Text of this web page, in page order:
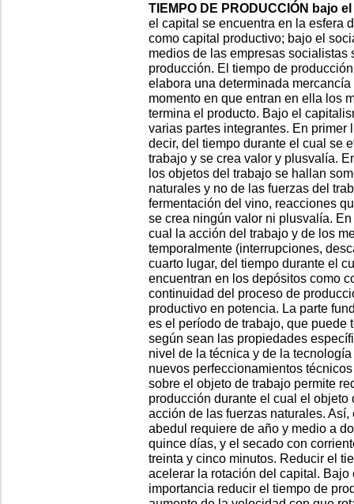
TIEMPO DE PRODUCCIÓN bajo
el capital se encuentra en la esfera
como capital productivo; bajo el
medios de las empresas socialistas
producción. El tiempo de
elabora una determinada
momento en que entran en ella los
termina el producto. Bajo el
varias partes integrantes. En primer
decir, del tiempo durante el cual se
trabajo y se crea valor y plusvalía.
los objetos del trabajo se hallan
naturales y no de las fuerzas del
fermentación del vino, reacciones
se crea ningún valor ni plusvalía.
cual la acción del trabajo y de los
temporalmente (interrupciones,
cuarto lugar, del tiempo durante el
encuentran en los depósitos como
continuidad del proceso de
productivo en potencia. La parte
es el período de trabajo, que puede
según sean las propiedades
nivel de la técnica y de la
nuevos perfeccionamientos
sobre el objeto de trabajo permite
producción durante el cual el
acción de las fuerzas naturales.
abedul requiere de año y medio a
quince días, y el secado con
treinta y cinco minutos. Reducir el
acelerar la rotación del capital.
importancia reducir el tiempo de